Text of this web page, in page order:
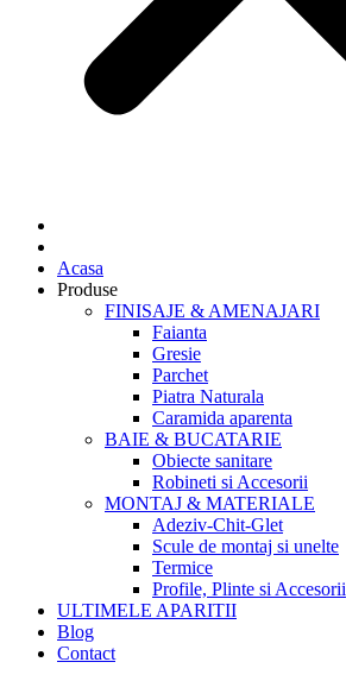
Acasa
Produse
FINISAJE & AMENAJARI
Faianta
Gresie
Parchet
Piatra Naturala
Caramida aparenta
BAIE & BUCATARIE
Obiecte sanitare
Robineti si Accesorii
MONTAJ & MATERIALE
Adeziv-Chit-Glet
Scule de montaj si unelte
Termice
Profile, Plinte si Accesorii
ULTIMELE APARITII
Blog
Contact